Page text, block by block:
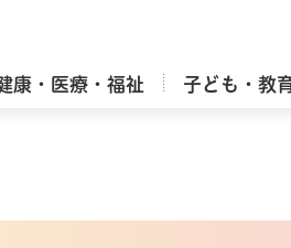
康・医療・福祉 子ども・教